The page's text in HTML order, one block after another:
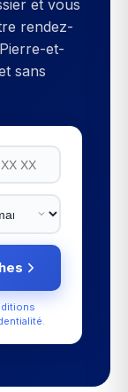
et vous
rendez-
et-
sans
.